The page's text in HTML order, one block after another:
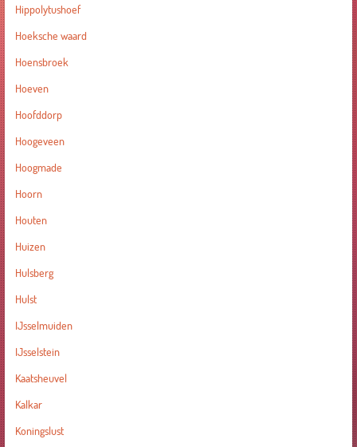
Hippolytushoef
Hoeksche waard
Hoensbroek
Hoeven
Hoofddorp
Hoogeveen
Hoogmade
Hoorn
Houten
Huizen
Hulsberg
Hulst
IJsselmuiden
IJsselstein
Kaatsheuvel
Kalkar
Koningslust